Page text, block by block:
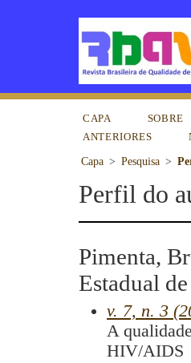
CAPA SOBRE
ANTERIORES
Capa > Pesquisa >
Perfil do
Pimenta,
Estadual
v. 7, n. 3
A
HIV/AIDS